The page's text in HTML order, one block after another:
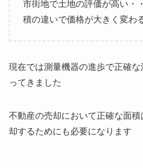
市街地で土地の評価が高い・
積の違いで価格が大きく変わ
現在では測量機器の進歩で正確
ってきました
不動産の売却において正確な面
却するためにも必要になります